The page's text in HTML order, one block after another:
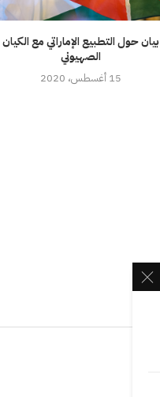
بيان حول التطبيع الإماراتي مع الكيان
الصهيوني
15 أغسطس، 2020